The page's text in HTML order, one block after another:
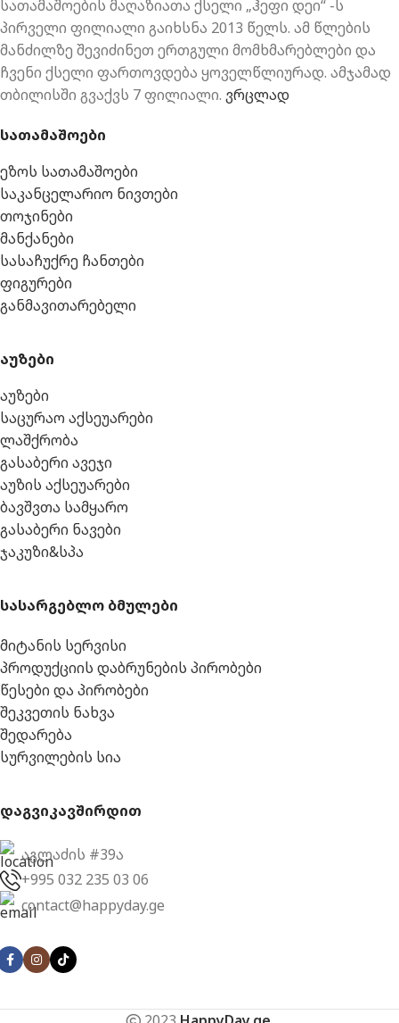
სათამაშოების მაღაზიათა ქსელი „ჰეფი დეი“ -ს
პირველი ფილიალი გაიხსნა 2013 წელს. ამ წლების
მანძილზე შევიძინეთ ერთგული მომხმარებლები და
ჩვენი ქსელი ფართოვდება ყოველწლიურად. ამჯამად
თბილისში გვაქვს 7 ფილიალი. ვრცლად
სათამაშოები
ეზოს სათამაშოები
საკანცელარიო ნივთები
თოჯინები
მანქანები
სასაჩუქრე ჩანთები
ფიგურები
განმავითარებელი
აუზები
აუზები
საცურაო აქსეუარები
ლაშქრობა
გასაბერი ავეჯი
აუზის აქსეუარები
ბავშვთა სამყარო
გასაბერი ნავები
ჯაკუზი&სპა
სასარგებლო ბმულები
მიტანის სერვისი
პროდუქციის დაბრუნების პირობები
წესები და პირობები
შეკვეთის ნახვა
შედარება
სურვილების სია
დაგვიკავშირდით
აგლაძის #39ა
+995 032 235 03 06
contact@happyday.ge